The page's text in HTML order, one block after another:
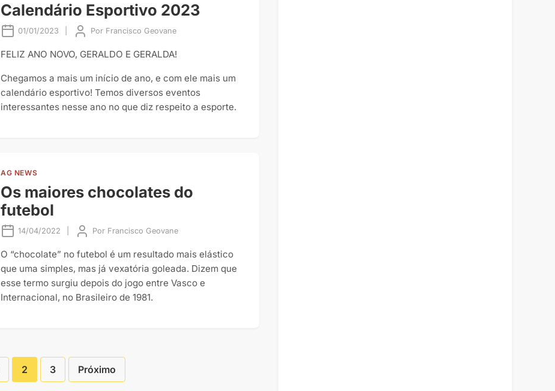
Calendário Esportivo 2023
01/01/2023 Por Francisco Geovane
FELIZ ANO NOVO, GERALDO E GERALDA!
Chegamos a mais um início de ano, e com ele mais um
calendário esportivo! Temos diversos eventos
interessantes nesse ano no que diz respeito a esporte.
AG NEWS
Os maiores chocolates do
futebol
14/04/2022 Por Francisco Geovane
O “chocolate” no futebol é um resultado mais elástico
que uma simples, mas já vexatória goleada. Dizem que
esse termo surgiu depois do jogo entre Vasco e
Internacional, no Brasileiro de 1981.
Paginação
2 3 Próximo